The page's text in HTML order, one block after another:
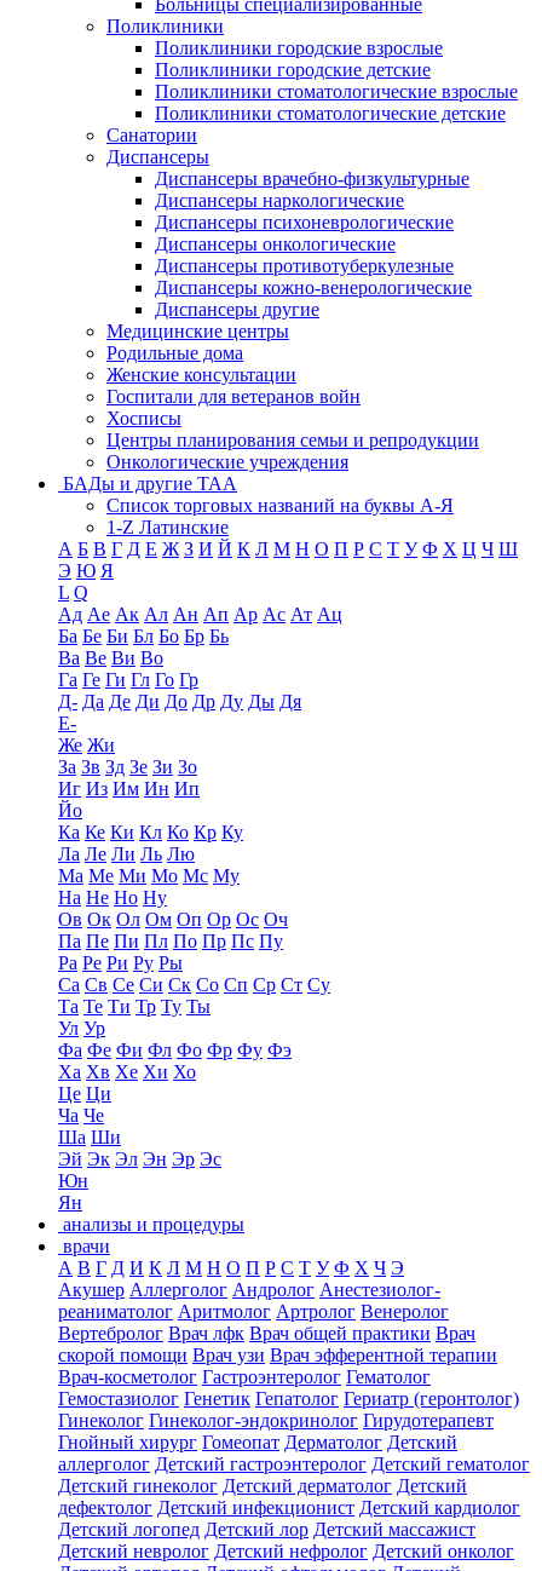
Больницы специализированные
Поликлиники
Поликлиники городские взрослые
Поликлиники городские детские
Поликлиники стоматологические взрослые
Поликлиники стоматологические детские
Санатории
Диспансеры
Диспансеры врачебно-физкультурные
Диспансеры наркологические
Диспансеры психоневрологические
Диспансеры онкологические
Диспансеры противотуберкулезные
Диспансеры кожно-венерологические
Диспансеры другие
Медицинские центры
Родильные дома
Женские консультации
Госпитали для ветеранов войн
Хосписы
Центры планирования семьи и репродукции
Онкологические учреждения
БАДы и другие ТАА
Список торговых названий на буквы А-Я
1-Z Латинские
А Б В Г Д Е Ж З И Й К Л М Н О П Р С Т У Ф Х Ц Ч Ш
Э Ю Я
L Q
Ад Ае Ак Ал Ан Ап Ар Ас Ат Ац
Ба Бе Би Бл Бо Бр Бь
Ва Ве Ви Во
Га Ге Ги Гл Го Гр
Д- Да Де Ди До Др Ду Ды Дя
Е-
Же Жи
За Зв Зд Зе Зи Зо
Иг Из Им Ин Ип
Йо
Ка Ке Ки Кл Ко Кр Ку
Ла Ле Ли Ль Лю
Ма Ме Ми Мо Мс Му
На Не Но Ну
Ов Ок Ол Ом Оп Ор Ос Оч
Па Пе Пи Пл По Пр Пс Пу
Ра Ре Ри Ру Ры
Са Св Се Си Ск Со Сп Ср Ст Су
Та Те Ти Тр Ту Ты
Ул Ур
Фа Фе Фи Фл Фо Фр Фу Фэ
Ха Хв Хе Хи Хо
Це Ци
Ча Че
Ша Ши
Эй Эк Эл Эн Эр Эс
Юн
Ян
анализы и процедуры
врачи
А В Г Д И К Л М Н О П Р С Т У Ф Х Ч Э
Акушер Аллерголог Андролог Анестезиолог-
реаниматолог Аритмолог Артролог Венеролог
Вертебролог Врач лфк Врач общей практики Врач
скорой помощи Врач узи Врач эфферентной терапии
Врач-косметолог Гастроэнтеролог Гематолог
Гемостазиолог Генетик Гепатолог Гериатр (геронтолог)
Гинеколог Гинеколог-эндокринолог Гирудотерапевт
Гнойный хирург Гомеопат Дерматолог Детский
аллерголог Детский гастроэнтеролог Детский гематолог
Детский гинеколог Детский дерматолог Детский
дефектолог Детский инфекционист Детский кардиолог
Детский логопед Детский лор Детский массажист
Детский невролог Детский нефролог Детский онколог